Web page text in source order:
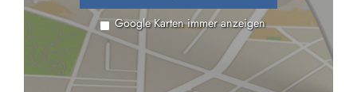
Google Karten immer anzeigen